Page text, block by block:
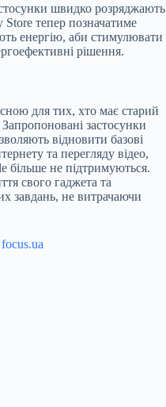
швидко розряджають
тепер позначатиме
енергію, аби стимулювати
рішення.
для тих, хто має старий
застосунки
відновити базові
та перегляду відео,
більше не підтримуються.
свого гаджета та
завдань, не витрачаючи
focus.ua